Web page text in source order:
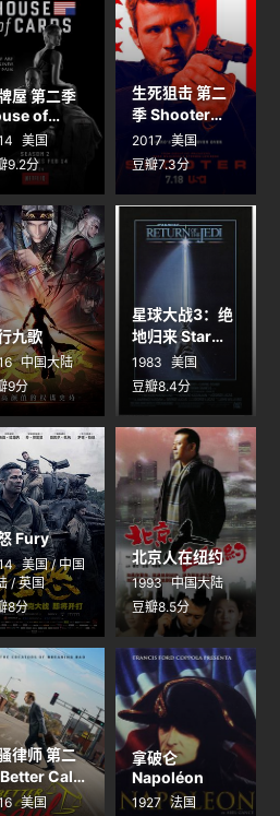
屋 第二季
of
Season
美国
9.2分
生死狙击 第二
季 Shooter
Season 2
2017 美国
豆瓣7.3分
九歌
中国大陆
9分
星球大战3：绝
地归来 Star
Wars:
Episode VI -
Return of the
Jedi
1983
美国
豆瓣8.4分
Fury
美国 / 中国
/ 英国
8分
北京人在纽约
1993 中国大陆
豆瓣8.5分
律师 第二
Call
Season 2
美国
拿破仑
Napoléon
1927 法国